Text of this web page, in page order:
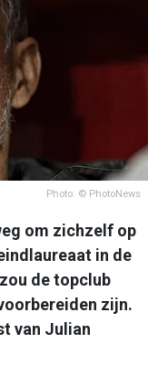
Photo: © PhotoNews
om zichzelf op
in de
de topclub
zijn.
van Julian